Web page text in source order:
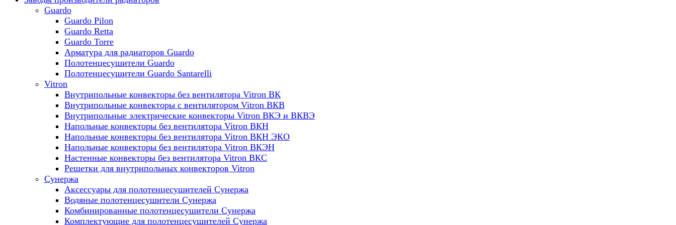
Guardo
Guardo Pilon
Guardo Retta
Guardo Torre
Арматура для радиаторов Guardo
Полотенцесушители Guardo
Полотенцесушители Guardo Santarelli
Vitron
Внутрипольные конвекторы без вентилятора Vitron ВК
Внутрипольные конвекторы с вентилятором Vitron ВКВ
Внутрипольные электрические конвекторы Vitron ВКЭ и ВКВЭ
Напольные конвекторы без вентилятора Vitron ВКН
Напольные конвекторы без вентилятора Vitron ВКН ЭКО
Напольные конвекторы без вентилятора Vitron ВКЭН
Настенные конвекторы без вентилятора Vitron ВКС
Решетки для внутрипольных конвекторов Vitron
Сунержа
Аксессуары для полотенцесушителей Сунержа
Водяные полотенцесушители Сунержа
Комбинированные полотенцесушители Сунержа
Комплектующие для полотенцесушителей Сунержа